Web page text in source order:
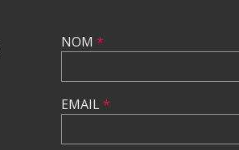
NOM *
EMAIL*